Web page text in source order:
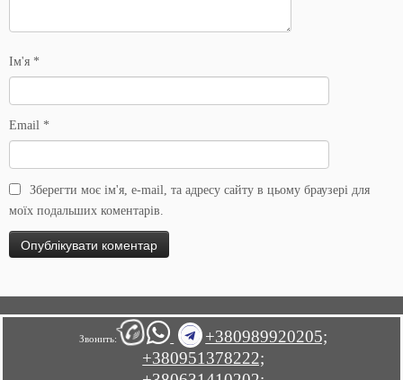
Ім'я *
Email *
Зберегти моє ім'я, e-mail, та адресу сайту в цьому браузері для
моїх подальших коментарів.
Звонить:
+380989920205;
+380951378222;